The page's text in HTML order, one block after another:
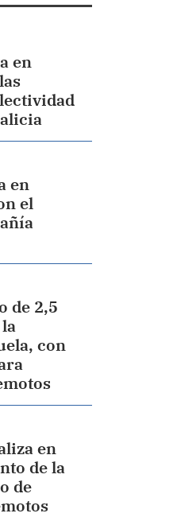
en
en
el
de 2,5
con
en
de la
de